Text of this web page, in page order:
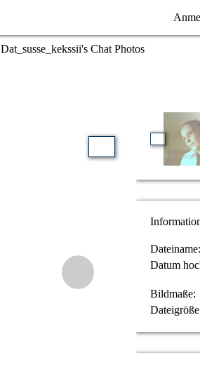
Dat_susse_kekssii's Chat Photos
Dateiname
Datum
Bildmaße
Dateigröße